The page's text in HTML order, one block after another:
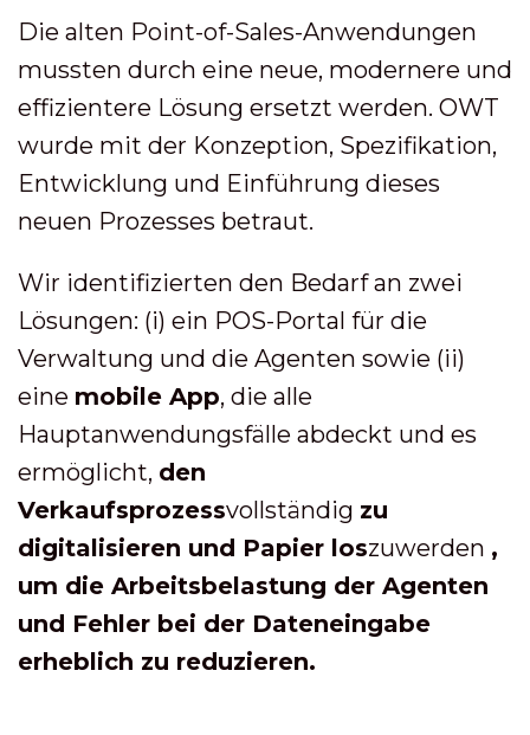
Die alten Point-of-Sales-Anwendungen
mussten durch eine neue, modernere und
effizientere Lösung ersetzt werden. OWT
wurde mit der Konzeption, Spezifikation,
Entwicklung und Einführung dieses
neuen Prozesses betraut.
Wir identifizierten den Bedarf an zwei
Lösungen: (i) ein POS-Portal für die
Verwaltung und die Agenten sowie (ii)
eine mobile App, die alle
Hauptanwendungsfälle abdeckt und es
ermöglicht, den
Verkaufsprozessvollständig zu
digitalisieren und Papier loszuwerden ,
um die Arbeitsbelastung der Agenten
und Fehler bei der Dateneingabe
erheblich zu reduzieren.